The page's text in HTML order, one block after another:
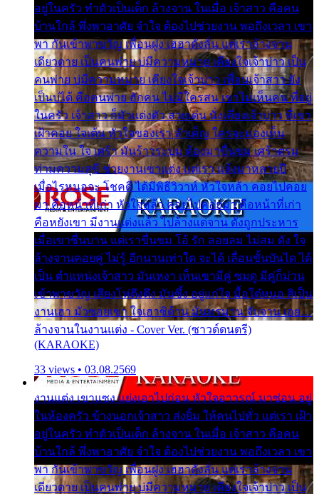
อยู่ในครัว ทำตัวเป็นเด็ก ล้างจาน ในเมื่อ เจ้าสาว คือคน
บ้านใกล้ พึ่งพาอาศัย จำใจ ต้องไปช่วยงาน พอถึงเวลา เขา
พา กันเข้าพาขวัญ เพื่อนฝูง เฮฮาดังลั่น แต่เราล้างจาน
เดียวดาย เป็นคนพ่าย บ่มีความหมาย เคียงใจเจ้าบ่าว เป็น
คนพ่าย บ่มีความหมาย เคียงใจเจ้าบ่าว เพื่อนเจ้าสาว ยัง
เป็นบ่ได้ คือคนพ่าย ฮักคน ไม่มีใครสน เขาไม่เห็นคน ที่อยู่
ในครัว เจ้าสาว ก็มัวแต่งตัว สวยเด่น นั่งเคียงเจ้าบ่าว ที่เขา
เฝ้าคอย ใจเต้น หัวใจของเรา ลำเค็ญ ใครจะมองเห็น
ความใน ใจ เศร้า มันร้าวระบม ต้องมาขื่นขม เศร้าตรม
ท่ามความสุขี ช่วยงานเขาแต่ง แต่เรา แล้งมาหลายปี
เมื่อไรหนอจะ โชคดี ได้มีพิธีวิวาห์ หัวใจหล้า คอยไปคอย
มา คือหน้าที่เก่า หัวใจหล้า คอยไปคอยมา คือหน้าที่เก่า
คือหยังเขา มีงานแต่งแล้ว ไปล้างแต่จาน ดั่งถูกประหาร
เมื่อเขาชื่นบาน แต่เราขื่นขม โอ้ รัก ลอยลม ไม่สม ดัง ใจ
ล้างจานคอยคู่ ไม่รู้ อีกนานเท่าใด จะได้ เลื่อนขั้นบันได ได้
เป็น ตำแหน่งเจ้าสาว มันเหงา เห็นเขามีคู่ ซมดู มีคู่ก็ม่วน
เข้าพาขวัญ เสียงโห่ตึงตึง มันซึ้ง อยู่แก่ใจ มื้อใด๋หนอ สิเป็น
งานเฮา มัวซอยเขา ใจเฮาซิด้าน มันทรมาน จับจาน เอย…
ล้างจานในงานแต่ง - Cover Ver. (ซาวด์ดนตรี)
(KARAOKE)
33 views • 03.08.2569
งานแต่ง เขาแซง แย่งเอาไปก่อน หัวใจอาวรณ์ มาซ่อน อยู่
ในห้องครัว ข้างนอกเจ้าสาว ส่งยิ้ม ให้คนไปทั่ว แต่เรา เฝ้า
อยู่ในครัว ทำตัวเป็นเด็ก ล้างจาน ในเมื่อ เจ้าสาว คือคน
บ้านใกล้ พึ่งพาอาศัย จำใจ ต้องไปช่วยงาน พอถึงเวลา เขา
พา กันเข้าพาขวัญ เพื่อนฝูง เฮฮาดังลั่น แต่เราล้างจาน
เดียวดาย เป็นคนพ่าย บ่มีความหมาย เคียงใจเจ้าบ่าว เป็น